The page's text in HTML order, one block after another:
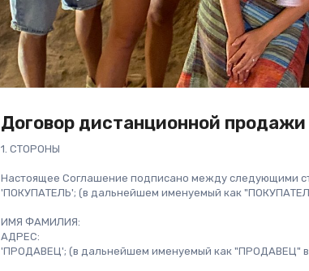
Договор дистанционной продажи
1. СТОРОНЫ

Настоящее Соглашение подписано между следующими сторонами в рамках условий, изложенных ниже. 
'ПОКУПАТЕЛЬ'; (в дальнейшем именуемый как "ПОКУПАТЕЛЬ" в контракте)

ИМЯ ФАМИЛИЯ: 
АДРЕС: 
'ПРОДАВЕЦ'; (в дальнейшем именуемый как "ПРОДАВЕЦ" в контракте)

ИМЯ ФАМИЛИЯ: 
АДРЕС: 

Принимая этот контракт, ПОКУПАТЕЛЬ заранее принимает, что если предмет контракта одобрит заказ, он будет обязан оплатить цену заказа и дополнительные сборы, если таковые имеются, такие как транспортные расходы и налоги, и что он был проинформирован об этом.

2. ОПРЕДЕЛЕНИЯ

В применении и интерпретации настоящего контракта термины, указанные ниже, будут означать следующие определения.

МИНИСТР: Министр таможни и торговли, 
МИНИСТЕРСТВО: Министерство таможни и торговли, 
ЗАКОН: Закон о защите прав потребителей № 6502, 
ПРАВИЛА: Правила дистанционных контрактов (OG:27.11.2014/29188) 
УСЛУГА: предмет любой потребительской сделки, кроме поставки товаров, выполненной или обещанной в обмен на плату или выгоду, 
ПРОДАВЕЦ: компания, предлагающая товары потребителю в рамках своей коммерческой или профессиональной деятельности или действующая от имени или по поручению поставщика, 
ПОКУПАТЕЛЬ: физическое или юридическое лицо, которое приобретает, использует или получает выгоду от товара или услуги для коммерческих или непрофессиональных целей, 
САЙТ: веб-сайт ПРОДАВЦА, 
КЛИЕНТ: физическое или юридическое лицо, которое запрашивает товар или услугу через веб-сайт ПРОДАВЦА, 
СТОРОНЫ: ПРОДАВЕЦ и ПОКУПАТЕЛЬ, 
СОГЛАШЕНИЕ: этот контракт, заключенный между ПРОДАВЦОМ и ПОКУПАТЕЛЕМ, 
ТОВАР(Ы): относится к движимым товарам, являющимся предметом покупок и программного обеспечения, звука, образа и аналогичных нематериальных товаров, подготовленных для использования в электронной среде.

3. ПРЕДМЕТ

Настоящее Соглашение регулирует права и обязательства сторон в соответствии с положениями Закона № 6502 о защите прав потребителей и Правилами дистанционных контрактов, касающимися продажи и доставки продукта, характеристики и цена продажи которых указаны ниже, который ПОКУПАТЕЛЬ заказал электронным способом через веб-сайт ПРОДАВЦА.

Цены, указанные и объявленные на сайте, являются ценами продаж. Рекламируемые цены и обещания действительны до их обновления и изменения. Цены, объявленные на определенный срок, действительны до конца указанного периода.

4. ИНФОРМАЦИЯ О ПРОДАВЦЕ

Наименование 
Адрес 
Телефон 
Факс 
Электронная почта 

5. ИНФОРМАЦИЯ О ПОКУПАТЕЛЕ

Лицо, которому будет доставлено 
Адрес доставки 
Телефон 
Факс 
Электронная почта/имя пользователя 

6. ИНФОРМАЦИЯ О ЛИЦЕ, ДЕЛАЮЩЕМ ЗАКАЗ

Имя/Фамилия/Название 
Адрес 
Телефон 
Факс 
Электронная почта/имя пользователя 

7. ИНФОРМАЦИЯ О КОНТРАКТНОМ ТОВАРЕ/ТОВАРАХ

1. Основные характеристики Товара/Товара/Товаров/Услуги (тип, количество, марка/модель, цвет, номер) опубликованы на веб-сайте ПРОДАВЦА. Если ПРОДАВЕЦ организует акцию, вы можете ознакомиться с основными характеристиками соответствующего товара во время акции. Действительно до даты акции.

7.2. Цены, указанные и объявленные на сайте, являются ценами продаж. Рекламируемые цены и обещания действительны до их обновления и изменения. Цены, объявленные на определенный срок, действительны до конца указанного периода.

7.3. Цена продажи товаров или услуг, предметом контракта, включая все налоги, показана ниже.

Описание продукта 
Количество 
Цена за единицу 
Промежуточный итог 
(включая НДС) 
Сумма доставки 
Итого 
Способ и план оплаты 
Адрес доставки 
Человек, которому будет доставлено 
Биллинг адрес 
Дата заказа 
Дата доставки 
Способ доставки 

7.4. Транспортные расходы, которые представляют собой стоимость доставки продукта, будут оплачены ПОКУПАТЕЛЕМ.

8. ИНФОРМАЦИЯ О СЧЕТЕ

Имя/Фамилия/Название 
Адрес 
Телефон 
Факс 
Электронная почта/имя пользователя 
Доставка счета: Во время доставки счета заказа, по адресу счета вместе с заказом. Он будет доставлен.

9. ОБЩИЕ ПОЛОЖЕНИЯ

9.1. ПОКУПАТЕЛЬ принимает, заявляет и обязуется, что он прочитал предварительную информацию о основных характеристиках, цене продажи, способе оплаты и доставке товара, предметом контракта на веб-сайте ПРОДАВЦА, и что он проинформирован и дает необходимое подтверждение в электронной среде. ПОКУПАТЕЛЬ; Он/она принимает, заявляет и обязуется, что он/она подтверждает Предварительную информацию в электронной среде, получил адрес, который должен быть предоставлен ПРОДАВЦЕМ ПОКУПАТЕЛЮ до заключения дистанционного договора, основные характеристики заказываемых продуктов, цену продуктов с учетом налогов, информацию о платеже и доставке точно и полностью.

9.2. Каждый продукт, предметом контракта, доставляется лицу и/или организации по адресу, указанному ПОКУПАТЕЛЕМ или ПОКУПАТЕЛЕМ в течение периода, указанного в разделе предварительной информации на веб-сайте, в зависимости от расстояния от места жительства ПОКУПАТЕЛЯ, при условии, что он не превышает законный срок в 30 дней. Если продукт не может быть доставлен ПОКУПАТЕЛЮ в течение данного срока, ПОКУПАТЕЛЬ оставляет за собой право расторгнуть контракт.

9.3. ПРОДАВЕЦ обязуется доставить продукт, предметом контракта полностью, в соответствии с характеристиками, указанными в заказе, и с гарантийными документами, руководствами пользователя, если таковые имеются, и информация и документы, необходимые для работы, свободные от всякого рода дефектов, в соответствии с требованиями законодательства, в прочном, стандартном. Он принимает, заявляет и обязуется выполнять работу в соответствии с принципами точности и добросовестности, поддерживать и повышать качество обслуживания, проявлять необходимую заботу и внимание во время выполнения работы, действовать с осторожностью и предусмотрительностью.

9.4. ПРОДАВЕЦ может предоставить другой товар равного качества и цены, проинформировав ПОКУПАТЕЛЯ и получив его явное согласие, до истечения контрактного обязательства.

9.5. ПРОДАВЕЦ принимает, заявляет и обязуется, что если невозможно исполнить продукт или услугу, предметом заказа, он уведомит потребителя письменно в течение 3 дней с даты узнавания об этой ситуации и вернет полную цену ПОКУПАТЕЛЮ в течение 14 дней.

9.6. ПОКУПАТЕЛЬ принимает, заявляет и обязуется, что он/она подтвердит это Соглашение в электронной среде для доставки продукта, предметом контракта, и что если цена контракта не будет оплачена по любой причине и/или отменена в банковских записях, обязательство ПРОДАВЦА по доставке контрактного продукта исчезнет.

9.7. После доставки продукта, предметом контракта, лицу и/или организации по адресу, указанному ПОКУПАТЕЛЕМ или ПОКУПАТЕЛЕМ, в результате неправомерного использования кредитной карты ПОКУПАТЕЛЯ неавторизованными лицами, если цена продукта, предметом контракта, не будет оплачена ПРОДАВЦУ соответствующим банком или финансовым учреждением. Он принимает, заявляет и обязуется вернуть его ПРОДАВЦУ в течение 3 дней за счет ПРОДАВЦА на доставку.

9.8. ПРОДАВЕЦ принимает, заявляет и обязуется уведомить ПОКУПАТЕЛЯ, если продукт, предметом контракта не может быть доставлен вовремя из-за форс-мажорных обстоятельств, которые развиваются за пределами воли сторон, непредсказуемы и мешают и/или задерживают выполнение обязательств сторон. У ПОКУПАТЕЛЯ также есть право потребовать от ПРОДАВЦА отмены заказа, замены товара, предметом контракта, на его предшественника, если такой имеется, и/или задержки срока доставки до устранения препятствия. В случае отмены заказа ПОКУПАТЕЛЕМ сумма продукта выплачивается ему наличными и полностью в течение 14 дней по платежам, совершенным ПОКУПАТЕЛЕМ наличными. В платежах, совершенных ПОКУПАТЕЛЕМ кредитной картой, сумма продукта возвращается соответствующему банку в течение 14 дней после отмены заказа ПОКУПАТЕЛЕМ. ПОКУПАТЕЛЬ может потратить в среднем 2-3 недели, чтобы вернуть сумму, возвращенную ПРОДАВЦЕМ на кредитную карту, на счет ПОКУПАТЕЛЯ в банке. принимает, заявляет и обязуется, что не несет ответственности.

9.9. Адрес, электронная почта, телефонные линии и другая контактная информация, указанные ПОКУПАТЕЛЕМ в регистрационной форме на сайте или обновленные позже им, прокси путем письма, электронной почты, SMS, телефонного звонка и другими средствами, связи, маркетинга, уведомления и имеет право обращаться к ПОКУПАТЕЛЮ для других целей. Принимая этот контракт, ПОКУПАТЕЛЬ принимает и заявляет, что ПРОДАВЕЦ может заниматься вышеупомянутыми коммуникационными действиями.

9.10. ПОКУПАТЕЛЬ обязан осмотреть заключенные товары/услуги до их получения; поврежденные, сломанные, разорванные упаковки и т.д. поврежденные и дефектные товары/услуги не будут приняты от курьерской компании. Полученные товары/услуги считаются неповрежденными и целыми. Ответственность за бережное хранение товаров/услуг после доставки лежит на ПОКУПАТЕЛЕ. Если право на отзыв будет использоваться, товары/услуги не должны использоваться. Счет должен быть возвращен.

9.11. Если ПОКУПАТЕЛЬ и владелец кредитной карты, использованной для заказа, не совпадают, или если будет обнаружена угроза безопасности, касающаяся кредитной карты, используемой в заказе, до доставки продукта ПОКУПАТЕЛЮ, ПРОДАВЕЦ должен предоставить личные данные и контактную информацию владельца кредитной карты, выписку предыдущего месяца кредитной карты, используемой в заказе, или запросить от ПОКУПАТЕЛЯ предоставление письма от банка, к которому принадлежит владелец карты, свидетельствующее о том, что кредитная карта принадлежит ему. Заказ будет приостановлен до тех пор, пока ПОКУПАТЕЛЬ не предоставит запрашиваемую информацию/документы, и если вышеупомянутые требования не будут выполнены в течение 24 часов, ПРОДАВЕЦ имеет право отменить заказ.

9.12. ПОКУПАТЕЛЬ заявляет и обязуется, что личная и другая информация, предоставленная при подписке на веб-сайт, принадлежащий ПРОДАВЦУ, является истинной, и что ПРОДАВЕЦ немедленно возместит все убытки, наличными и заранее, после первого уведомления ПРОДАВЦА.

9.13. ПОКУПАТЕЛЬ принимает и обязуется с самого начала соблюдать положения законодательства и не нарушать их при использовании веб-сайта ПРОДАВЦА. В противном случае вся юридическая